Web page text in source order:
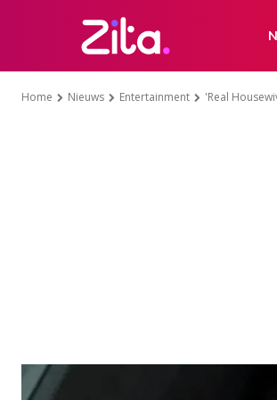
Home Nieuws Entertainment 'Real